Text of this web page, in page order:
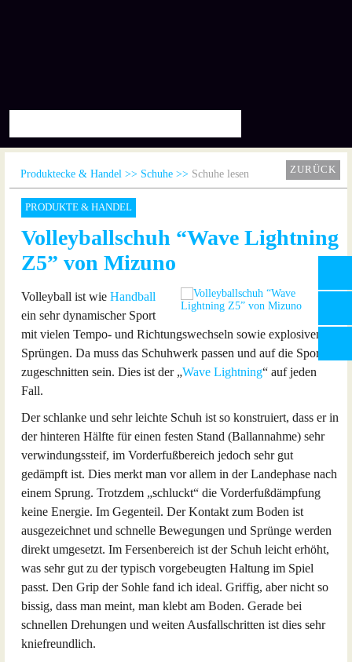
ZURÜCK
Produktecke & Handel Schuhe Schuhe lesen
PRODUKTE & HANDEL
Volleyballschuh “Wave Lightning
Z5” von Mizuno
Volleyball ist wie Handball
ein sehr dynamischer Sport
mit vielen Tempo- und Richtungswechseln sowie explosiven
Sprüngen. Da muss das Schuhwerk passen und auf die Sportart
zugeschnitten sein. Dies ist der „Wave Lightning“ auf jeden
Fall.
Der schlanke und sehr leichte Schuh ist so konstruiert, dass er in
der hinteren Hälfte für einen festen Stand (Ballannahme) sehr
verwindungssteif, im Vorderfußbereich jedoch sehr gut
gedämpft ist. Dies merkt man vor allem in der Landephase nach
einem Sprung. Trotzdem „schluckt“ die Vorderfußdämpfung
keine Energie. Im Gegenteil. Der Kontakt zum Boden ist
ausgezeichnet und schnelle Bewegungen und Sprünge werden
direkt umgesetzt. Im Fersenbereich ist der Schuh leicht erhöht,
was sehr gut zu der typisch vorgebeugten Haltung im Spiel
passt. Den Grip der Sohle fand ich ideal. Griffig, aber nicht so
bissig, dass man meint, man klebt am Boden. Gerade bei
schnellen Drehungen und weiten Ausfallschritten ist dies sehr
kniefreundlich.